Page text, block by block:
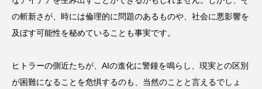
の斬新さが、時には倫理的に問題のあるものや、社会に悪影響を
及ぼす可能性を秘めていることも事実です。
ヒトラーの側近たちが、AIの進化に警鐘を鳴らし、現実との区別
が困難になることを危惧するのも、当然のことと言えるでしょ